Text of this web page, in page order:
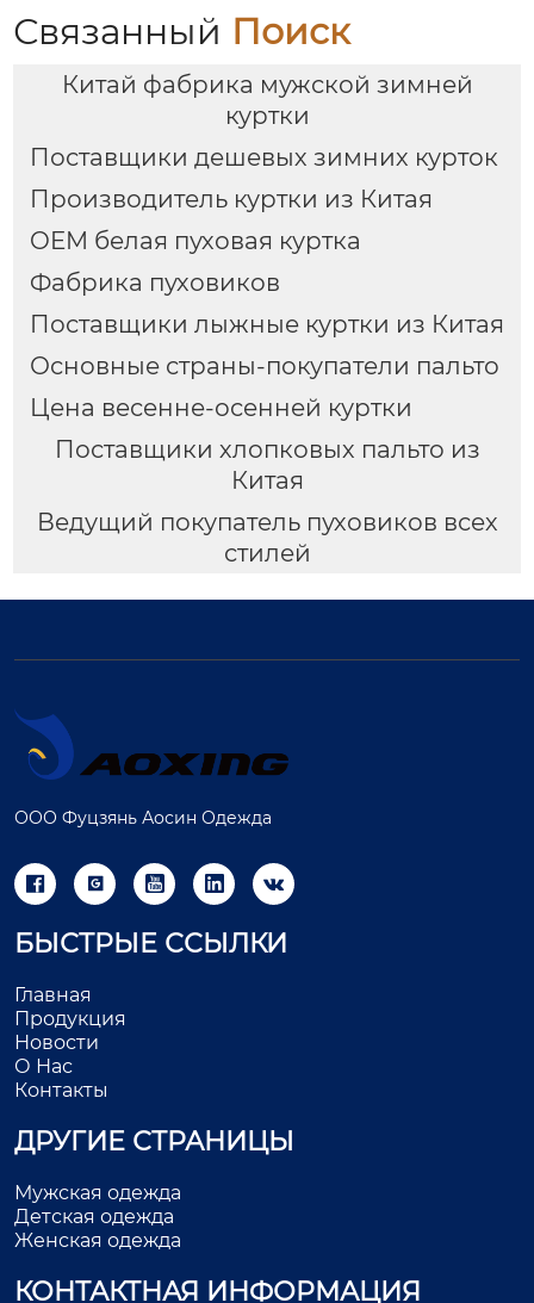
Связанный Поиск
Китай фабрика мужской зимней
куртки
Поставщики дешевых зимних курток
Производитель куртки из Китая
OEM белая пуховая куртка
Фабрика пуховиков
Поставщики лыжные куртки из Китая
Основные страны-покупатели пальто
Цена весенне-осенней куртки
Поставщики хлопковых пальто из
Китая
Ведущий покупатель пуховиков всех
стилей
ООО Фуцзянь Аосин Одежда
    
БЫСТРЫЕ ССЫЛКИ
Главная
Продукция
Новости
О Нас
Контакты
ДРУГИЕ СТРАНИЦЫ
Мужская одежда
Детская одежда
Женская одежда
КОНТАКТНАЯ ИНФОРМАЦИЯ